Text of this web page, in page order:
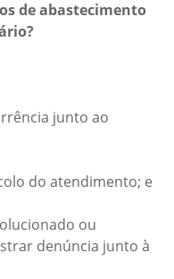
de abastecimento
junto ao
do atendimento; e
ou
denúncia junto à